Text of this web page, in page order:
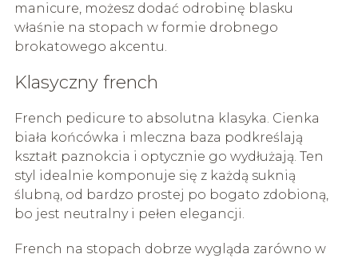
manicure, możesz dodać odrobinę blasku
właśnie na stopach w formie drobnego
brokatowego akcentu.
Klasyczny french
French pedicure to absolutna klasyka. Cienka
biała końcówka i mleczna baza podkreślają
kształt paznokcia i optycznie go wydłużają. Ten
styl idealnie komponuje się z każdą suknią
ślubną, od bardzo prostej po bogato zdobioną,
bo jest neutralny i pełen elegancji.
French na stopach dobrze wygląda zarówno w